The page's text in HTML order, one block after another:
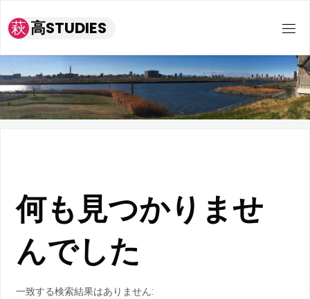
ン
テ
ン
ツ
へ
萩 高STUDIES
何も見つかりませ
んでした
一致する検索結果はありません: